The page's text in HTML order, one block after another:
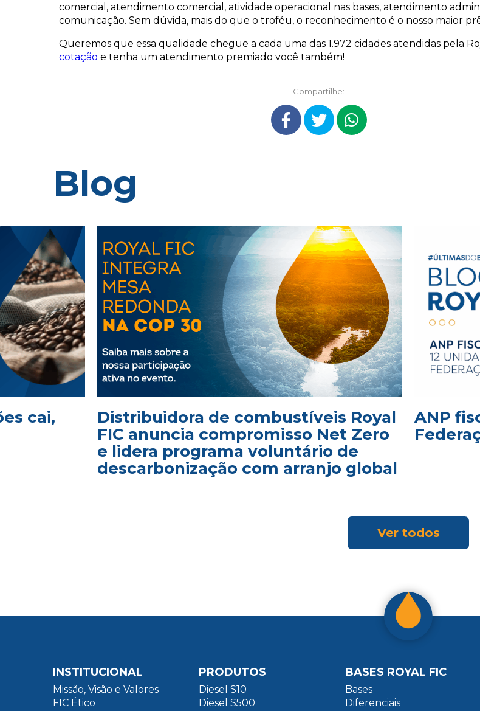
comercial, atendimento comercial, atividade operacional nas bases, atendimento
comunicação. Sem dúvida, mais do que o troféu, o reconhecimento é o nosso maior
Queremos que essa qualidade chegue a cada uma das 1.972 cidades atendidas pela
cotação e tenha um atendimento premiado você também!
Compartilhe:
Blog
cai,
Distribuidora de combustíveis Royal
FIC anuncia compromisso Net Zero
e lidera programa voluntário de
descarbonização com arranjo global
ANP
Ver todos
INSTITUCIONAL
Missão, Visão e Valores
FIC Ético
PRODUTOS
Diesel S10
Diesel S500
BASES ROYAL FIC
Bases
Diferenciais